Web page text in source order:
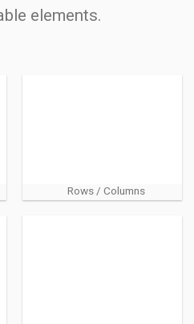
elements.
Rows / Columns